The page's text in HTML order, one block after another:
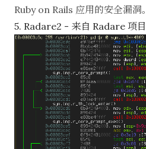
Ruby on Rails 应用的安全漏洞。
5. Radare2 - 来自 Radare 项目